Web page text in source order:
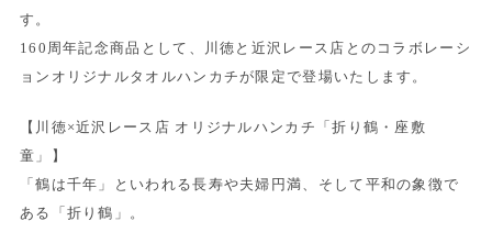
す。
160周年記念商品として、川徳と近沢レース店とのコラボレーシ
ョンオリジナルタオルハンカチが限定で登場いたします。
【川徳×近沢レース店 オリジナルハンカチ「折り鶴・座敷
童」】
「鶴は千年」といわれる長寿や夫婦円満、そして平和の象徴で
ある「折り鶴」。